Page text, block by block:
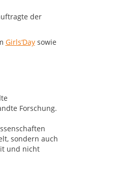
der
Girls‘Daysowie
Forschung.
sondern auch
und nicht